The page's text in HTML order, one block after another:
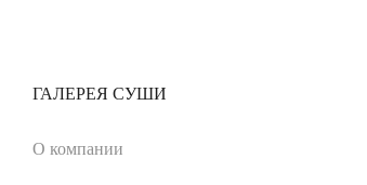
ГАЛЕРЕЯ СУШИ
О компании